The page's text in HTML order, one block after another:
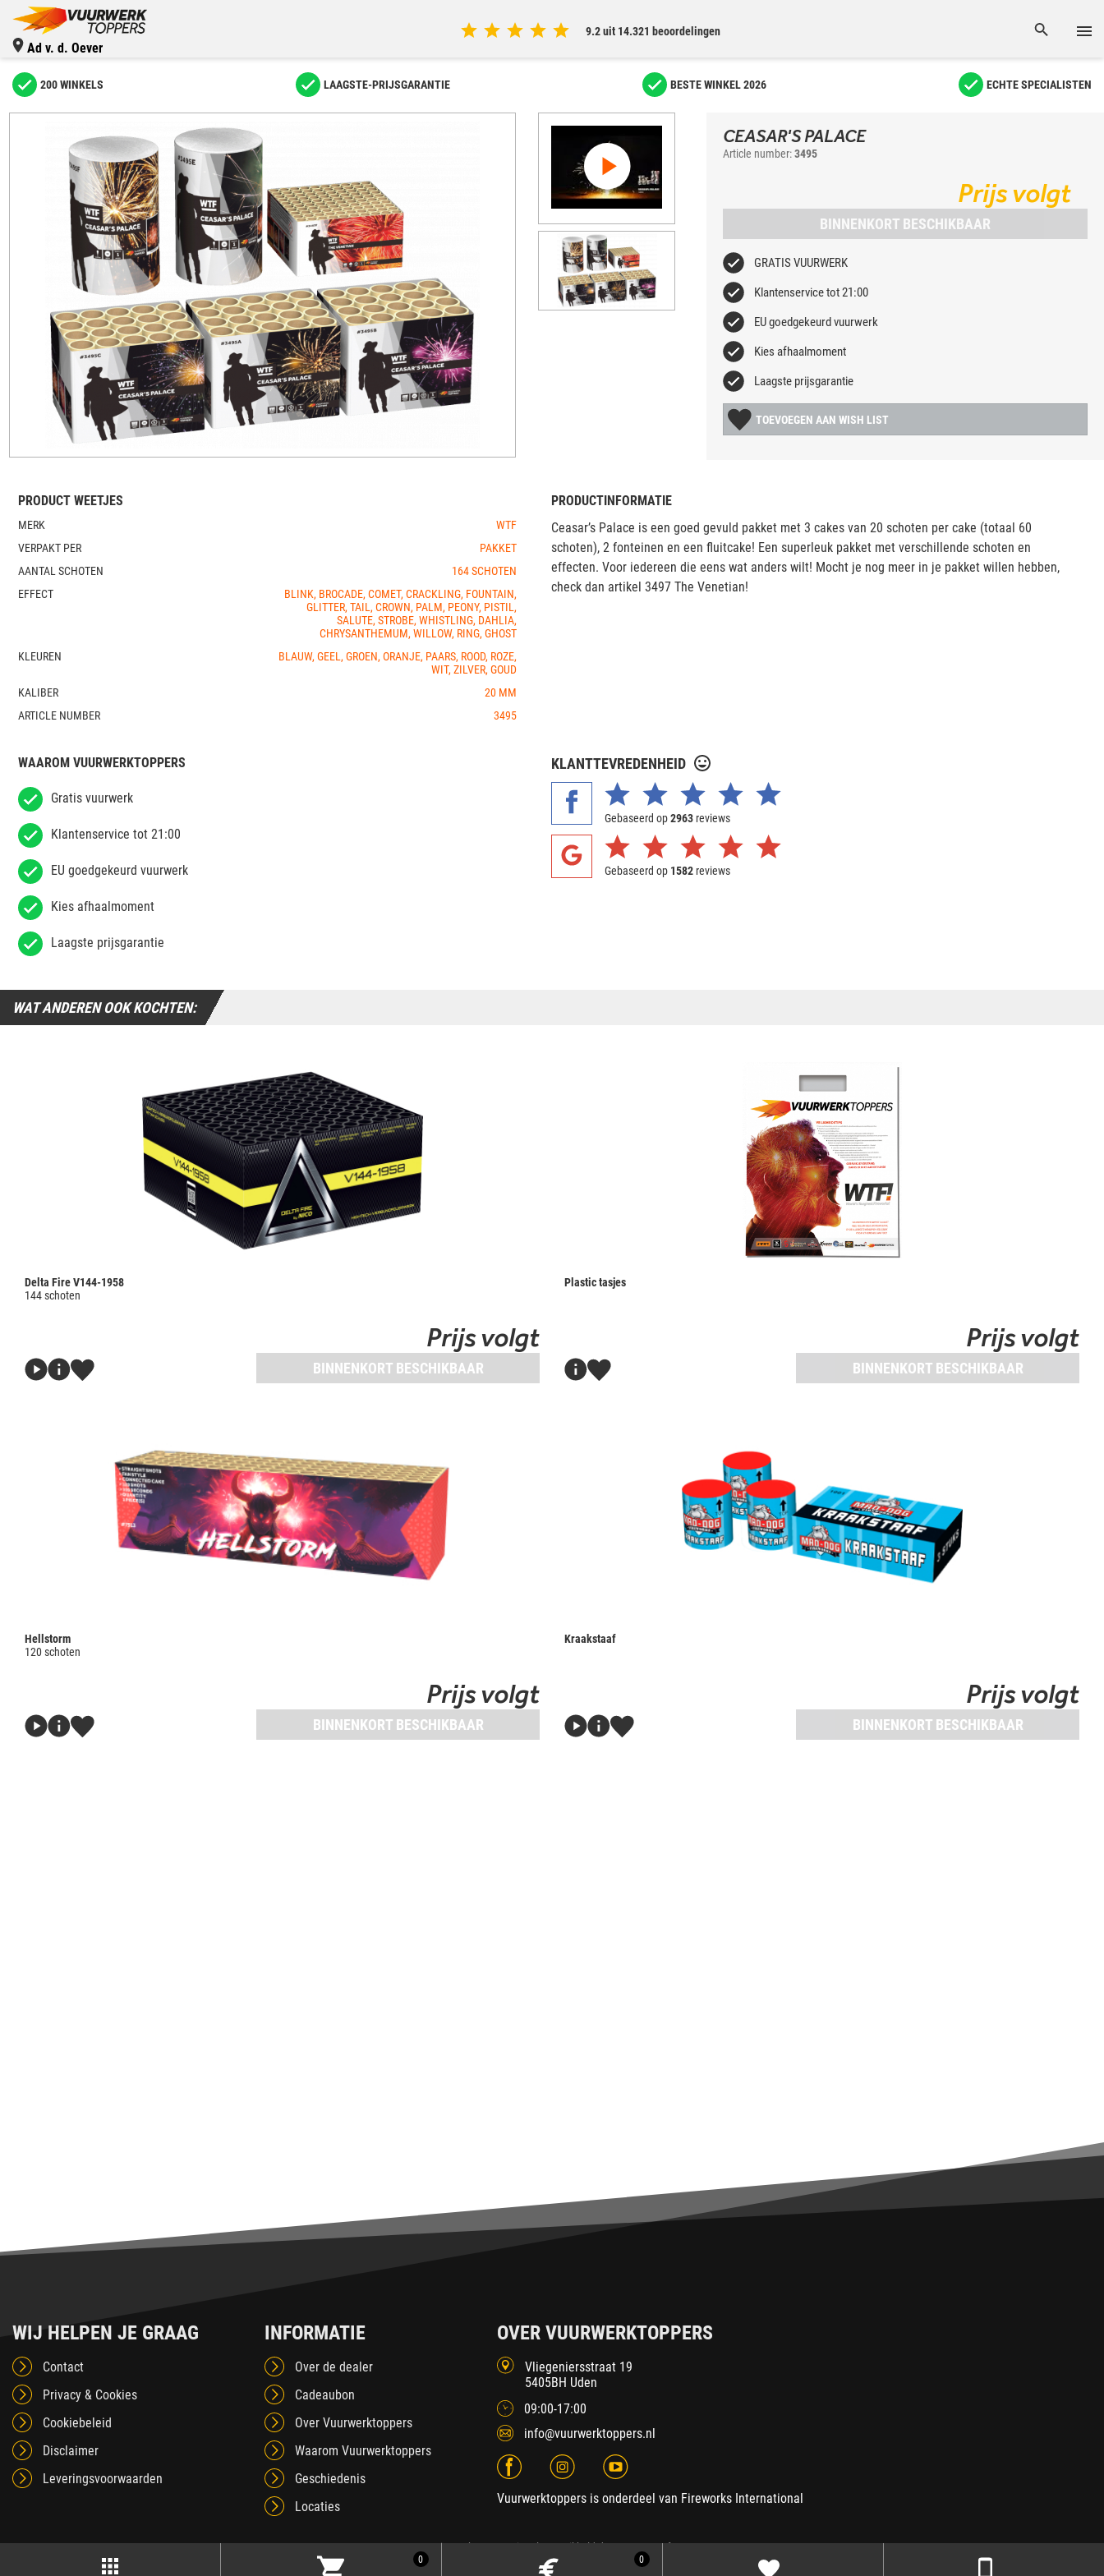
Ad v. d. Oever
9.2 uit 14.321 beoordelingen
200 WINKELS LAAGSTE-PRIJSGARANTIE BESTE WINKEL 2026 ECHTE SPECIALISTEN
0 0
CEASAR'S PALACE
Article number:3495
Prijs volgt
BINNENKORT BESCHIKBAAR
GRATIS VUURWERK
Klantenservice tot 21:00
EU goedgekeurd vuurwerk
Kies afhaalmoment
Laagste prijsgarantie
TOEVOEGEN AAN WISH LIST
PRODUCT WEETJES
MERK
WTF
VERPAKT PER
PAKKET
AANTAL SCHOTEN
164 SCHOTEN
EFFECT
BLINK, BROCADE, COMET, CRACKLING, FOUNTAIN,
GLITTER, TAIL, CROWN, PALM, PEONY, PISTIL,
SALUTE, STROBE, WHISTLING, DAHLIA,
CHRYSANTHEMUM, WILLOW, RING, GHOST
KLEUREN
BLAUW, GEEL, GROEN, ORANJE, PAARS, ROOD, ROZE,
WIT, ZILVER, GOUD
KALIBER
20 MM
ARTICLE NUMBER
3495
PRODUCTINFORMATIE
Ceasar’s Palace is een goed gevuld pakket met 3 cakes van 20 schoten per cake (totaal 60
schoten), 2 fonteinen en een fluitcake! Een superleuk pakket met verschillende schoten en
effecten. Voor iedereen die eens wat anders wilt! Mocht je nog meer in je pakket willen hebben,
check dan artikel 3497 The Venetian!
WAAROM VUURWERKTOPPERS
Gratis vuurwerk
Klantenservice tot 21:00
EU goedgekeurd vuurwerk
Kies afhaalmoment
Laagste prijsgarantie
KLANTTEVREDENHEID
Gebaseerd op2963reviews
Gebaseerd op 1582reviews
WAT ANDEREN OOK KOCHTEN:
Delta Fire V144-1958
144 schoten
Prijs volgt
BINNENKORT BESCHIKBAAR
Plastic tasjes
Prijs volgt
BINNENKORT BESCHIKBAAR
Hellstorm
120 schoten
Prijs volgt
BINNENKORT BESCHIKBAAR
Kraakstaaf
Prijs volgt
BINNENKORT BESCHIKBAAR
WIJ HELPEN JE GRAAG
Contact
Privacy & Cookies
Cookiebeleid
Disclaimer
Leveringsvoorwaarden
INFORMATIE
Over de dealer
Cadeaubon
Over Vuurwerktoppers
Waarom Vuurwerktoppers
Geschiedenis
Locaties
OVER VUURWERKTOPPERS
Vliegeniersstraat 19
5405BH Uden
09:00-17:00
info@vuurwerktoppers.nl
Vuurwerktoppers is onderdeel van Fireworks International
2026 Fireworks International| Ontwikkeld doorSEDNA.software